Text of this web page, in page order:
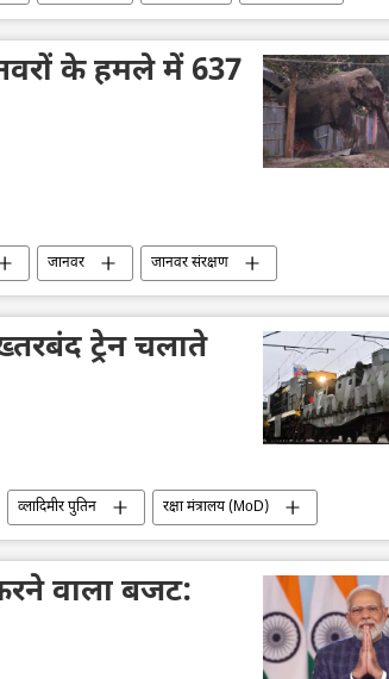
के हमले में 637
जानवर जानवर संरक्षण
ट्रेन चलाते
व्लादिमीर पुतिन
रक्षा मंत्रालय (MoD)
वाला बजट: